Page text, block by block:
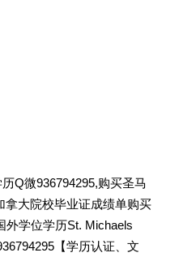
Q微936794295,购买圣马
拿大院校毕业证成绩单购买
外学位学历St. Michaels
【学历认证、文